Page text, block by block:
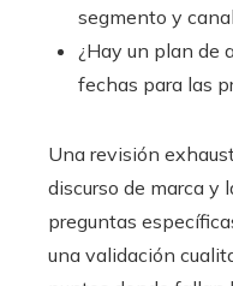
segmento y
¿Hay un plan de
fechas para las
Una revisión
discurso de marca y
preguntas
una validación